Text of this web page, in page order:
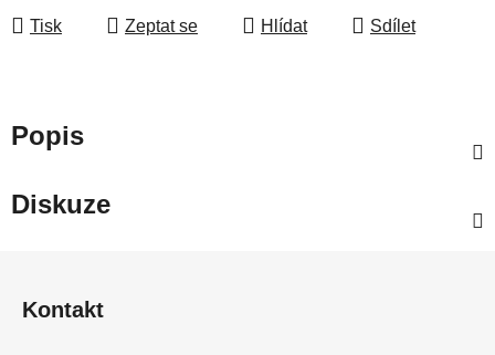
Tisk Zeptat se Hlídat Sdílet
Popis
Diskuze
Kontakt